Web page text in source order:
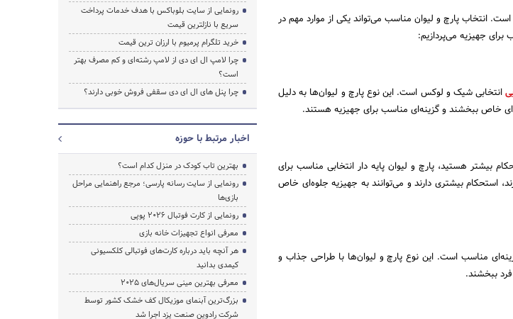
انتخاب پارچ و لیوان مناسب می‌تواند یکی از موارد مهم در
برای جهیزیه می‌پردازیم:
انتخابی شیک و لوکس است. این نوع پارچ و لیوان‌ها به دلیل
خاص ببخشند و گزینه‌ای مناسب برای جهیزیه هستند.
بیشتر هستید، پارچ و لیوان پایه دار انتخابی مناسب برای
استحکام بیشتری دارند و می‌توانند به جهیزیه جلوه‌ای خاص
مناسب است. این نوع پارچ و لیوان‌ها با طراحی جذاب و
ببخشند.
رونمایی از سایت بلوباکس با هدف خدمات پرداخت
سریع با نازلترین قیمت
خرید تلگرام پرمیوم با ارزان ترین قیمت
چرا لامپ ال ای دی از لامپ رشته‌ای و کم مصرف بهتر
است؟
چرا پنل های ال ای دی سقفی فروش خوبی دارند؟
اخبار مرتبط با حوزه
بهترین تاب کودک در منزل کدام است؟
رونمایی از سایت رسانه پارسی؛ مرجع راهنمایی مراحل
بازی‌ها
رونمایی از کارت فوتبال ۲۰۲۶ پوپی
معرفی انواع تجهیزات خانه بازی
هر آنچه باید درباره کارت‌های فوتبالی کلکسیونی
کیمدی بدانید
معرفی بهترین مینی سریال‌های 2025
بزرگ‌ترین آبنمای موزیکال کف خشک کشور توسط
شرکت رادوین صنعت یزد اجرا شد